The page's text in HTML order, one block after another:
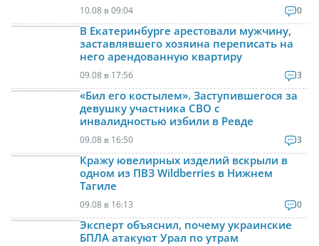
10.08 в 09:04 0
В Екатеринбурге арестовали мужчину,
заставлявшего хозяина переписать на
него арендованную квартиру
09.08 в 17:56 3
«Бил его костылем». Заступившегося за
девушку участника СВО с
инвалидностью избили в Ревде
09.08 в 16:50 3
Кражу ювелирных изделий вскрыли в
одном из ПВЗ Wildberries в Нижнем
Тагиле
09.08 в 16:13 0
Эксперт объяснил, почему украинские
БПЛА атакуют Урал по утрам